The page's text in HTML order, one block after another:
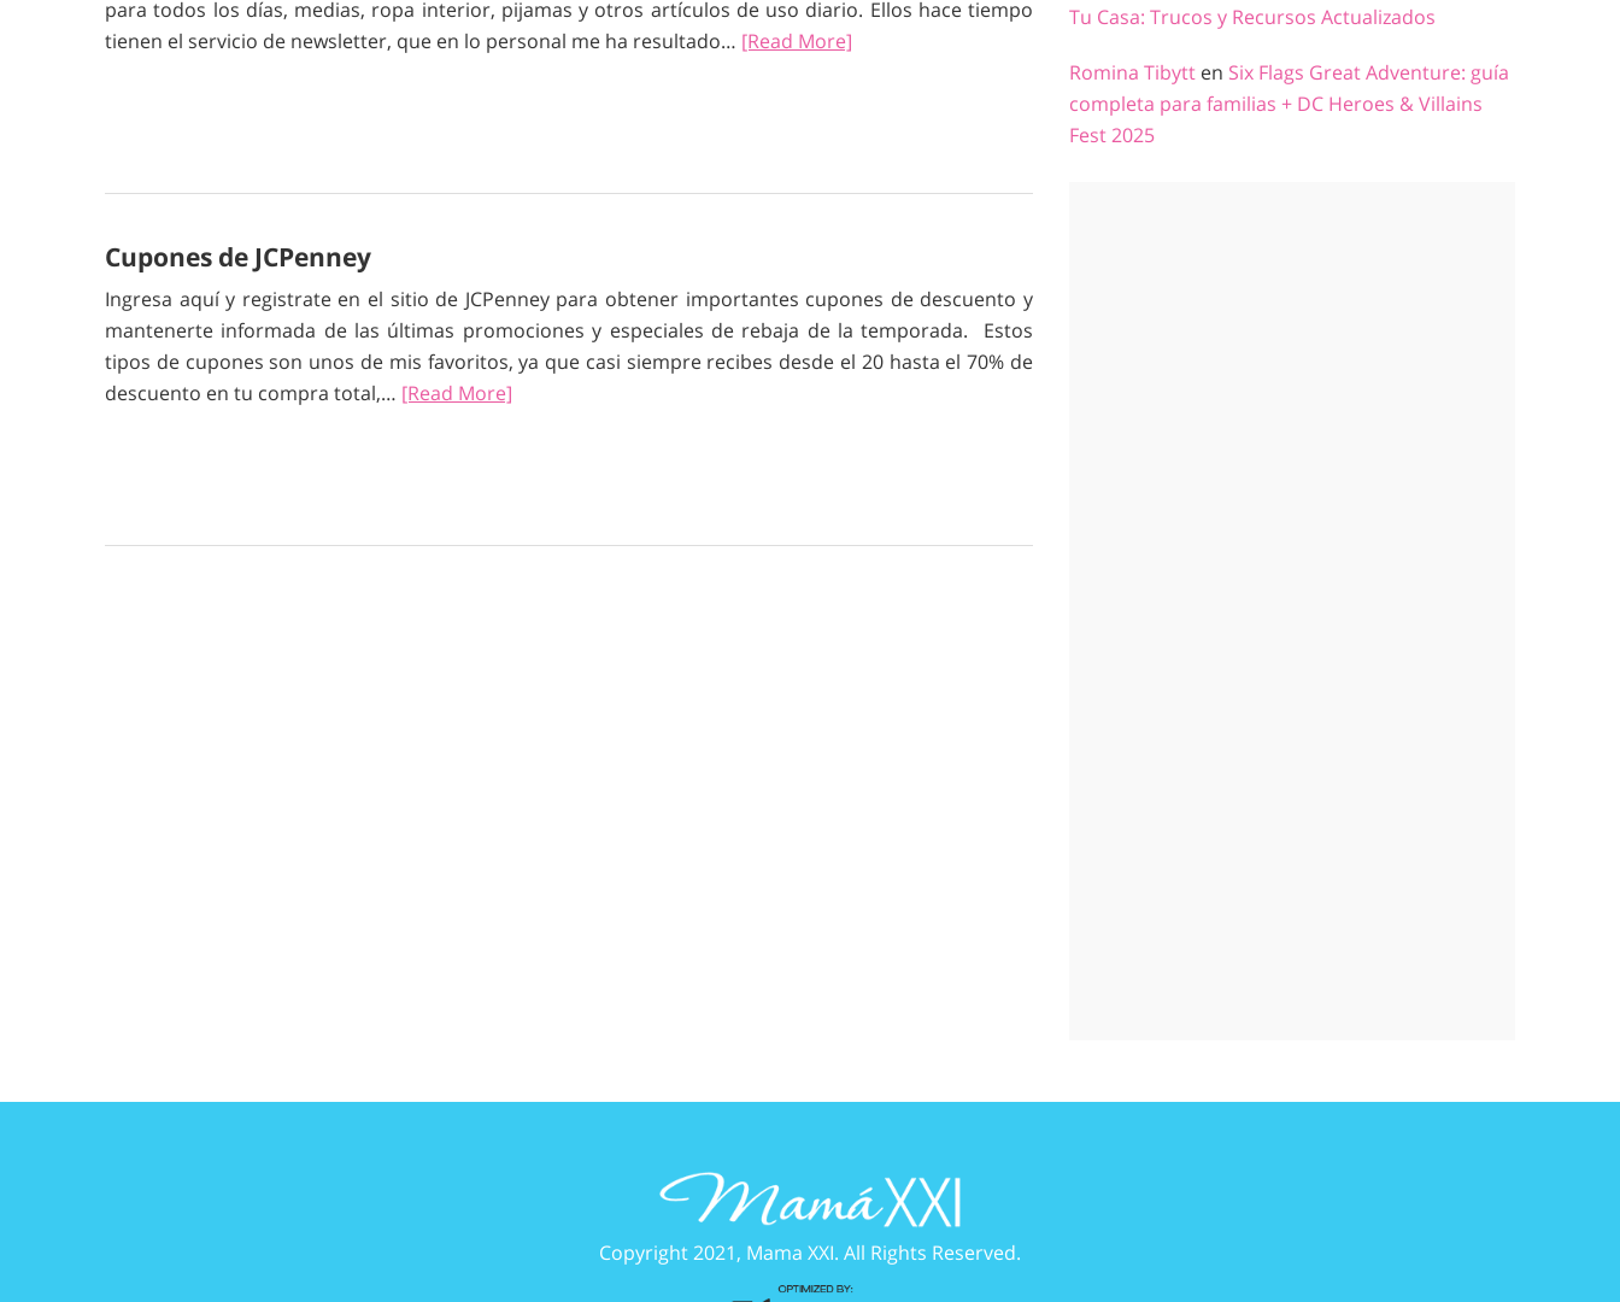
para todos los días, medias, ropa interior, pijamas y otros artículos de uso diario. Ellos hace tiempo
tienen el servicio de newsletter, que en lo personal me ha resultado… [Read More]
Cupones de JCPenney
Ingresa aquí y registrate en el sitio de JCPenney para obtener importantes cupones de descuento y
mantenerte informada de las últimas promociones y especiales de rebaja de la temporada. Estos
tipos de cupones son unos de mis favoritos, ya que casi siempre recibes desde el 20 hasta el 70% de
descuento en tu compra total,… [Read More]
Tu Casa: Trucos y Recursos Actualizados
Romina Tibytt en Six Flags Great Adventure: guía
completa para familias + DC Heroes & Villains
Fest 2025
Copyright 2021, Mama XXI. All Rights Reserved.